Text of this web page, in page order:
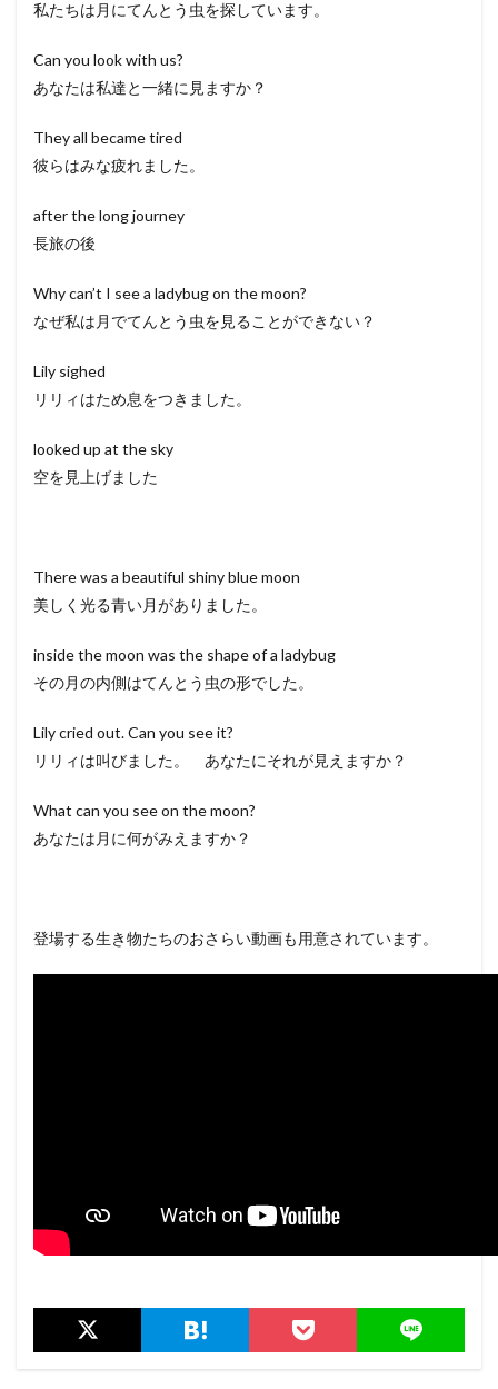
私たちは月にてんとう虫を探しています。
Can you look with us?
あなたは私達と一緒に見ますか？
They all became tired
彼らはみな疲れました。
after the long journey
長旅の後
Why can’t I see a ladybug on the moon?
なぜ私は月でてんとう虫を見ることができない？
Lily sighed
リリィはため息をつきました。
looked up at the sky
空を見上げました
There was a beautiful shiny blue moon
美しく光る青い月がありました。
inside the moon was the shape of a ladybug
その月の内側はてんとう虫の形でした。
Lily cried out. Can you see it?
リリィは叫びました。 あなたにそれが見えますか？
What can you see on the moon?
あなたは月に何がみえますか？
登場する生き物たちのおさらい動画も用意されています。